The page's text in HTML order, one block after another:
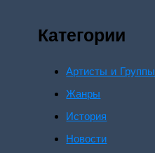
Категории
Артисты и Группы
Жанры
История
Новости